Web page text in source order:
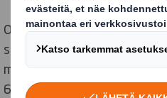
Olemassa oleva kansi oli
se oli koko matkalta liimattu.
malliseksi saatiin aikaiseksi
60%.